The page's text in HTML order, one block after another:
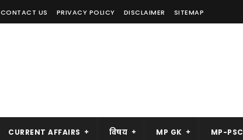
CONTACT US PRIVACY POLICY DISCLAIMER SITEMAP
CURRENT AFFAIRS विषय MP GK MP-PSC